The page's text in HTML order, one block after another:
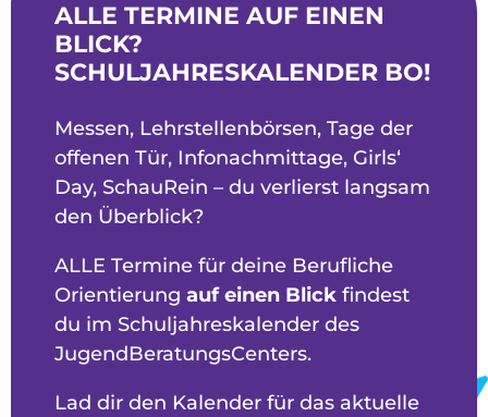
ALLE TERMINE AUF EINEN
BLICK?
SCHULJAHRESKALENDER BO!
Messen, Lehrstellenbörsen, Tage der
offenen Tür, Infonachmittage, Girls‘
Day, SchauRein – du verlierst langsam
den Überblick?
ALLE Termine für deine Berufliche
Orientierung auf einen Blick findest
du im Schuljahreskalender des
JugendBeratungsCenters.
Lad dir den Kalender für das aktuelle